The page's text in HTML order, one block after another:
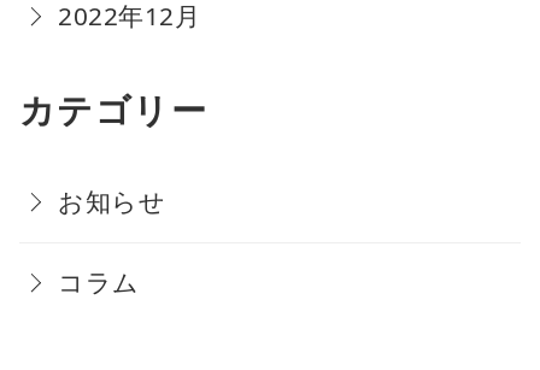
2022年12月
カテゴリー
お知らせ
コラム